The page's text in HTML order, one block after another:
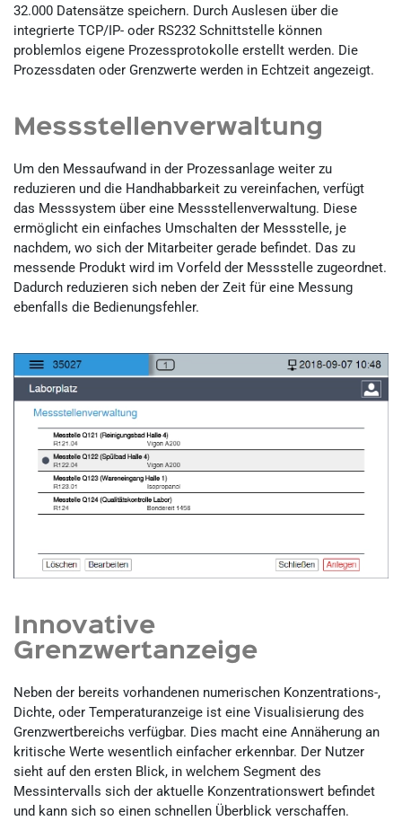
32.000 Datensätze speichern. Durch Auslesen über die
integrierte TCP/IP- oder RS232 Schnittstelle können
problemlos eigene Prozessprotokolle erstellt werden. Die
Prozessdaten oder Grenzwerte werden in Echtzeit angezeigt.
Messstellenverwaltung
Um den Messaufwand in der Prozessanlage weiter zu
reduzieren und die Handhabbarkeit zu vereinfachen, verfügt
das Messsystem über eine Messstellenverwaltung. Diese
ermöglicht ein einfaches Umschalten der Messstelle, je
nachdem, wo sich der Mitarbeiter gerade befindet. Das zu
messende Produkt wird im Vorfeld der Messstelle zugeordnet.
Dadurch reduzieren sich neben der Zeit für eine Messung
ebenfalls die Bedienungsfehler.
Innovative
Grenzwertanzeige
Neben der bereits vorhandenen numerischen Konzentrations-,
Dichte, oder Temperaturanzeige ist eine Visualisierung des
Grenzwertbereichs verfügbar. Dies macht eine Annäherung an
kritische Werte wesentlich einfacher erkennbar. Der Nutzer
sieht auf den ersten Blick, in welchem Segment des
Messintervalls sich der aktuelle Konzentrationswert befindet
und kann sich so einen schnellen Überblick verschaffen.